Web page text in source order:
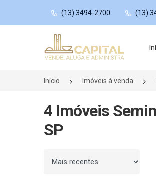
(13) 3494-2700 (13)
Página inicial
Início Imóveis à venda
4 Imóveis
SP
Ordenar por